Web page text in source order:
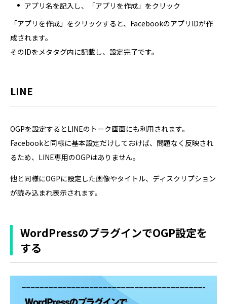
アプリ名を記入し、「アプリを作成」をクリック
「アプリを作成」をクリックすると、FacebookのアプリIDが作
成されます。
そのIDをメタタグ内に記載し、設定完了です。
LINE
OGPを設定するとLINEのトーク画面にも利用されます。
Facebookと同様に基本設定だけしておけば、問題なく反映され
るため、LINE専用のOGPはありません。
他と同様にOGPに設定した画像やタイトル、ディスクリプション
が読み込まれ表示されます。
WordPressのプラグインでOGP設定を
する